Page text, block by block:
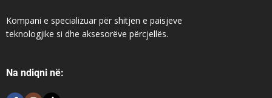
Kompani e specializuar për shitjen e paisjeve
teknologjike si dhe aksesorëve përcjellës.
Na ndiqni në: